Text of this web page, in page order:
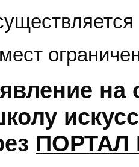
ПОРТАЛ